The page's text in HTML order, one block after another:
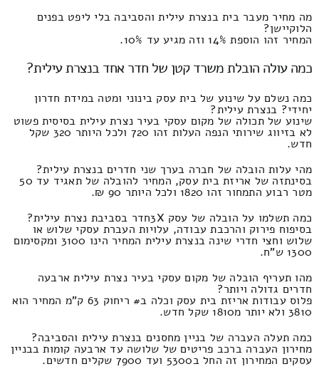
מה מחיר מעבר בית בנצרת עילית והסביבה בלי ליפט בפנים
הלוקיישן?
המחיר זהו הוספת 14% וזה מגיע עד 10%.
כמה עולה הובלת משרד קטן של חדר אחד בנצרת עילית?
כמה נשלם על שינוע של בית עסק בינוני ומטה במידת חדרון
יחידי? בנצרת עילית?
שינוע של תכולה של מקום עסקי בעיר נצרת עילית בסיסית פשוט
לא בזיווג שירותי הנפה העלות זהו 720 ולכל היותר 320 שקל
חדש.
מהי עלות הובלה של חברה בערך שני חדרים בנצרת עילית?
בסינתזה של אריזת בית עסק, המחיר להובלה של תאגיד עד 50
מטר רבוע התמחור זהו 1820 ולכל היותר 90 ₪.
כמה תשלמו על הובלה של עסק 3Xחדר בסביבת נצרת עילית?
בסיפוח פירוק והרכבת עבודה, עלויות העברת עסקי שלוש או
שלוש וחצי חדרי שינה בנצרת עילית המחיר הינו 3100 ומקסימום
1300 ש"ח.
מהו תעריף הובלה של מקום עסקי בעיר נצרת עילית ארבעה
חדרים גדולה ויותר?
פלוס עבודות אריזת בית עסק וכלה ב# ריחוק 63 ק"מ המחיר הוא
3810 ולא יותר מ1810 שקל חדש.
כמה תעלה העברה של בניין מחסנים בנצרת עילית והסביבה?
מחירון העברה ברכב פריטים של שלושה עד ארבעה קומות בבניין
עסקים המחירון זה החל ב5300 ועד 7900 שקלים חדשים.